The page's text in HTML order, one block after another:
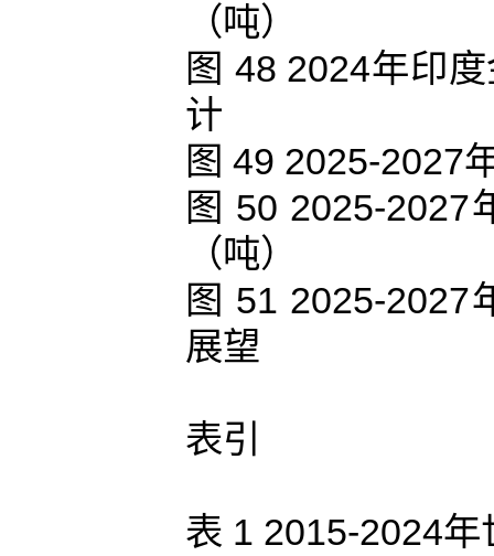
（吨）
图 48 2024年印
计
图 49 2025-2027
图 50 2025-2027
（吨）
图 51 2025-2027
展望
表引
表 1 2015-2024